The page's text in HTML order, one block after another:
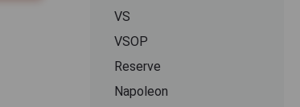
VS
VSOP
Reserve
Napoleon